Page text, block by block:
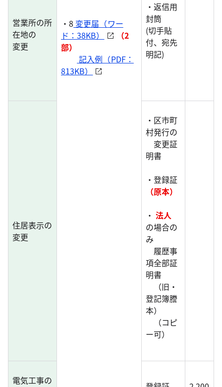
・8 変更届（ワー
ド：38KB）
（2
部）
記入例（PDF：
813KB）
営業所の所
在地の
変更
・返信用
封筒
(切手貼
付、宛先
明記)
住居表示の
変更
・区市町
村発行の
変更証
明書
・登録証
（原本）
・ 法人
の場合の
み
履歴事
項全部証
明書
（旧・
登記簿謄
本）
（コピ
ー可）
電気工事の